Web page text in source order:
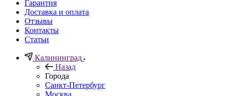
Гарантия
Доставка и оплата
Отзывы
Контакты
Статьи
Калининград
Назад
Города
Санкт-Петербург
Москва